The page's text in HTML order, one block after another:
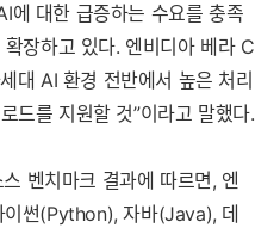
에 대한 급증하는 수요를 충족
장하고 있다. 엔비디아 베라 C
대 AI 환경 전반에서 높은 처리
드를 지원할 것”이라고 말했다.
벤치마크 결과에 따르면, 엔
썬(Python), 자바(Java), 데
세부정보 열기/접기